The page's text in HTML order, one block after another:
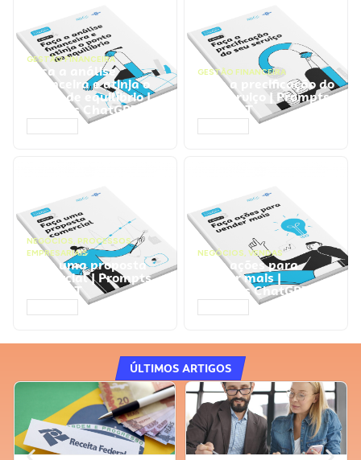
GESTÃO FINANCEIRA
Faça a análise
financeira e atinja o
ponto de equilíbrio |
Prompts ChatGPT
GESTÃO FINANCEIRA
Faça a precificação do
seu serviço | Prompts
ChatGPT
NEGÓCIOS, PROCESSOS
EMPRESARIAIS
Faça uma proposta
comercial | Prompts
ChatGPT
NEGÓCIOS, VENDAS
Faça ações para
vender mais |
Prompts ChatGPT
ÚLTIMOS ARTIGOS